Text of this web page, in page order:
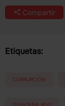
Compartir
Etiquetas:
CORRUPCIÓN
QUINTANA ROO